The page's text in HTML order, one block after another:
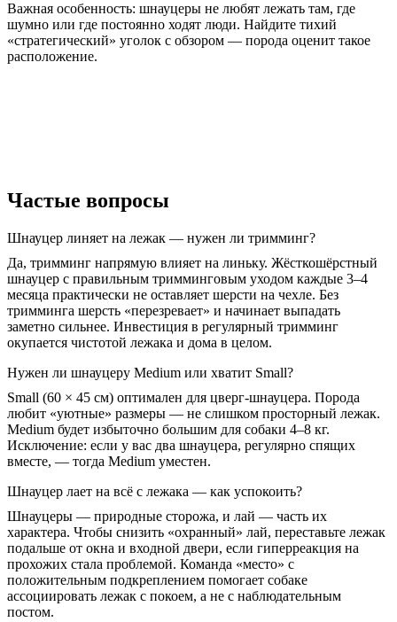
Важная особенность: шнауцеры не любят лежать там, где
шумно или где постоянно ходят люди. Найдите тихий
«стратегический» уголок с обзором — порода оценит такое
расположение.
Частые вопросы
Шнауцер линяет на лежак — нужен ли тримминг?
Да, тримминг напрямую влияет на линьку. Жёсткошёрстный
шнауцер с правильным тримминговым уходом каждые 3–4
месяца практически не оставляет шерсти на чехле. Без
тримминга шерсть «перезревает» и начинает выпадать
заметно сильнее. Инвестиция в регулярный тримминг
окупается чистотой лежака и дома в целом.
Нужен ли шнауцеру Medium или хватит Small?
Small (60 × 45 см) оптимален для цверг-шнауцера. Порода
любит «уютные» размеры — не слишком просторный лежак.
Medium будет избыточно большим для собаки 4–8 кг.
Исключение: если у вас два шнауцера, регулярно спящих
вместе, — тогда Medium уместен.
Шнауцер лает на всё с лежака — как успокоить?
Шнауцеры — природные сторожа, и лай — часть их
характера. Чтобы снизить «охранный» лай, переставьте лежак
подальше от окна и входной двери, если гиперреакция на
прохожих стала проблемой. Команда «место» с
положительным подкреплением помогает собаке
ассоциировать лежак с покоем, а не с наблюдательным
постом.